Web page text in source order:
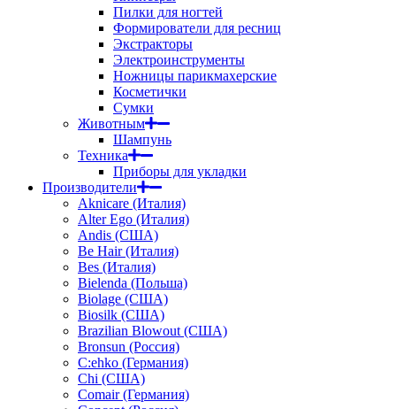
Пилки для ногтей
Формирователи для ресниц
Экстракторы
Электроинструменты
Ножницы парикмахерские
Косметички
Сумки
Животным
Шампунь
Техника
Приборы для укладки
Производители
Aknicare (Италия)
Alter Ego (Италия)
Andis (США)
Be Hair (Италия)
Bes (Италия)
Bielenda (Польша)
Biolage (США)
Biosilk (США)
Brazilian Blowout (США)
Bronsun (Россия)
C:ehko (Германия)
Chi (США)
Comair (Германия)